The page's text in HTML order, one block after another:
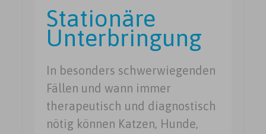
Stationäre
Unterbringung
In besonders schwerwiegenden
Fällen und wann immer
therapeutisch und diagnostisch
nötig können Katzen, Hunde,